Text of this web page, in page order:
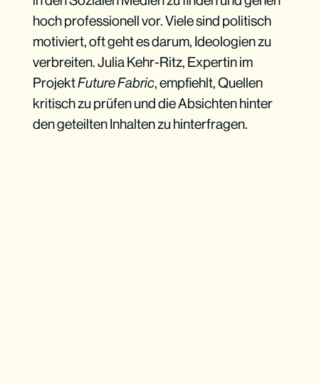
hoch professionell vor. Viele sind politisch
motiviert, oft geht es darum, Ideologien zu
verbreiten. Julia Kehr-Ritz, Expertin im
ProjektFuture Fabric, empfiehlt, Quellen
kritisch zu prüfen und die Absichten hinter
den geteilten Inhalten zu hinterfragen.